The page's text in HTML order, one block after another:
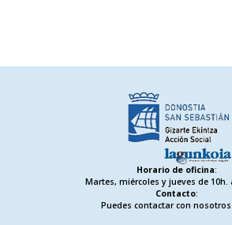
Horario de oficina:
Martes, miércoles y jueves de 10h.
Contacto:
Puedes contactar con nosotros